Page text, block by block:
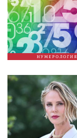
НУМЕРОЛОГИЯ